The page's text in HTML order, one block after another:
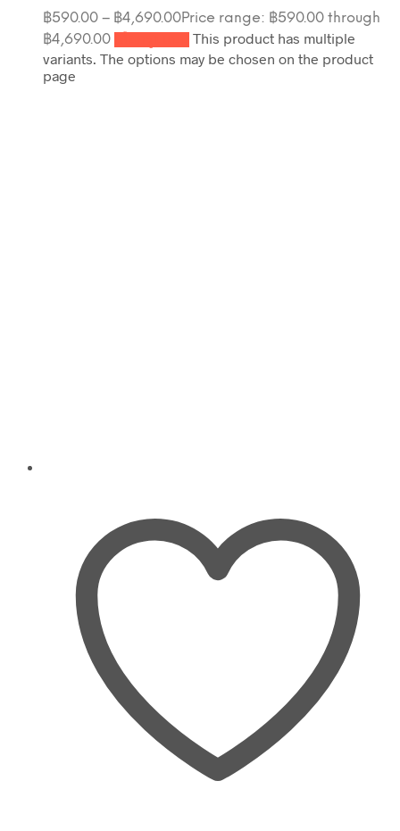
฿590.00 – ฿4,690.00Price range: ฿590.00 through
฿4,690.00
This product has multiple
variants. The options may be chosen on the product
page